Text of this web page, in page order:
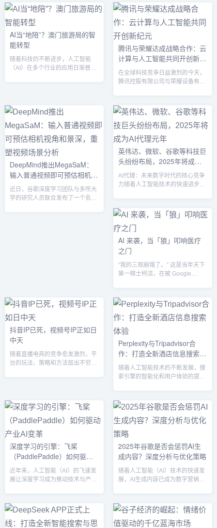
能在医疗领域的布局、AGI（通用
人工智能）的进展以及生命科学的
未来。作为国内唯一一家专注于医
疗方向的大模型创业公司，百川智
能的选择引发了业界的广泛关注。
聚焦医疗赛道，AGI赋能生命科学
王小川在对话中表示，选择医疗作
想与理性思考的结合。早在...
AI当“地陪”？澳门旅游局的智
能转型
随着科技的不断进步，人工智能
（AI）在多个行业的应用日渐普
流中领先一步，推出了基于AI大模
型的智能旅游助手“麦麦”，将传统
的旅游服务体验带入了全新的智能
时代。1. 旅游服务的智能化转型
一款借助大模型AI技术打造的智能
旅游助手。通过百度智能云与澳门
电...
腾讯与荣耀达成战略合作：云
计算与人工智能共同开创新纪
元
在全球科技竞争日益激烈的今天，
腾讯控股有限公司与荣耀设备有限
新与应用。这一合作不仅是两大科
技巨头的资源整合，更将深刻影响
中国乃至全球科技生态的未来发
展。通过充分发挥各自的优势，腾
讯和荣耀将在数据处理、智能硬
件、以及软件开发等多个领域展开
深度合作，带来全新的技术革命。
互补腾讯与荣耀的战略合作可以说
是一次强强...
DeepMind推出MegaSaM：
输入普通视频即可预估相机视
角和景深，重塑视频场景分析
近日，谷歌深度学习团队与多所大
学的研究人员联合发布了一个名为
英伟达、微软、谷歌等科技巨
头纷纷布局，2025年将成为
AI代理元年
AI代理：未来数字时代的核心竞争
力随着人工智能技术的快速进步，
英伟达到微软、谷歌等全球科技巨
头纷纷布局，AI代理的普及预计将
在2025年迎来爆发式增长，成为数
字化转型的关键组成部分。AI代理
被定义为一种能够主动学习、适应
并为用户提供个性化服务的智能
体。这种技术不仅仅是语音助手的
简单升级，而是能在用户的日常工
AI 来袭，当「狼」叩响医疗
之门
“我的三观崩塌了。” 这是当年天下
第一棋士柯洁，在被 Google
美中爱瑞肿瘤医院举行的“人机大
赛”，我也能深刻理解那种心境——
AI 的到来，带来了无法预料的冲
击。一场前所未有的“较量”12月20
日，我们医院举行了一场前所未有
的医疗对决——MDT（多学科诊
疗）团队与多个顶尖医疗 AI 模型的
是...
抖音IP已死，视频号IP正如日
中天
随着直播电商的竞争愈发激烈，平
台的玩法、策略和方法层出不穷。
视频市场的成熟，抖音的流量红利
渐行渐远，曾经的“法拉利梦”渐渐
褪色。此时，视频号正逐渐成为新
的流量高地，以其真实、社交属性
与强大的变现能力，吸引了大量用
户和品牌的关注。一、真实是视频
号IP的核心想要在视频号上打造一
个...
Perplexity与Tripadvisor合
作：打造全新酒店信息搜索体
验
随着人工智能技术的不断发展，搜
索引擎的智能化和用户体验的提升
与全球知名旅游网站Tripadvisor达
成战略合作，这一合作将为用户带
来前所未有的酒店信息搜索体验。
通过这一整合，Perplexity不仅能
够为用户提供更加精准、详细的酒
店信息，还将在用户搜索酒店时提
供更全面的决策支持，进一步提升
作背景：...
深度学习的引擎：飞桨
（PaddlePaddle）如何驱动
产业AI变革
近年来，人工智能（AI）的飞速发
展让深度学习成为推动技术与产业
（PaddlePaddle）**不仅在技术层
面表现出色，更在推动产业数字
化、智能化转型中发挥了不可或缺
2025年谷歌是否会惩罚AI生
成内容？深度分析与优化策略
随着人工智能（AI）技术的快速发
展，AI生成内容已成为数字营销和
年对AI生成内容采取惩罚措施。答
案是：谷歌不会专门惩罚AI生成内
容，但内容的质量和用户体验将成